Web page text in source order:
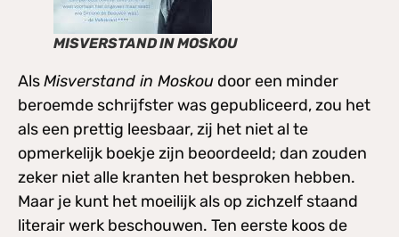
MISVERSTAND IN MOSKOU
AlsMisverstand in Moskou door een minder
beroemde schrijfster was gepubliceerd, zou het
als een prettig leesbaar, zij het niet al te
opmerkelijk boekje zijn beoordeeld; dan zouden
zeker niet alle kranten het besproken hebben.
Maar je kunt het moeilijk als op zichzelf staand
literair werk beschouwen. Ten eerste koos de